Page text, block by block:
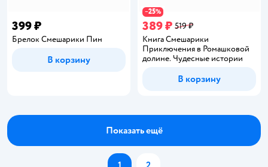
399 ₽
Брелок Смешарики Пин
В корзину
−25%
389 ₽ 519 ₽
Книга Смешарики
Приключения в Ромашковой
долине. Чудесные истории
В корзину
Показать ещё